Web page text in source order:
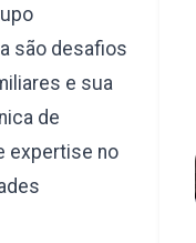
são desafios
e sua
de
expertise no